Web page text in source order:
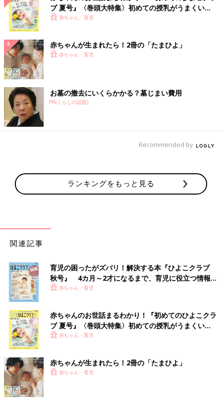
ブ 夏号』〈巻頭大特集〉初めての授乳がうまくい
く！ おっぱい・ミルクの基本と夏のトラブル 解決テ
赤ちゃん・育児
赤ちゃんが生まれたら！2冊の「たまひよ」
赤ちゃん・育児
お墓の撤去にいくらかかる？墓じまい費用
PR(くらしの話題)
Recommended by
ランキングをもっと見る
関連記事
育児の困ったがズバリ！解決する本『ひよこクラブ
秋号』 4カ月～2才になるまで、育児に役立つ情報が
いっぱい！
赤ちゃん・育児
赤ちゃんのお世話まるわかり！『初めてのひよこクラ
ブ 夏号』〈巻頭大特集〉初めての授乳がうまくい
く！ おっぱい・ミルクの基本と夏のトラブル 解決テ
赤ちゃん・育児
赤ちゃんが生まれたら！2冊の「たまひよ」
赤ちゃん・育児